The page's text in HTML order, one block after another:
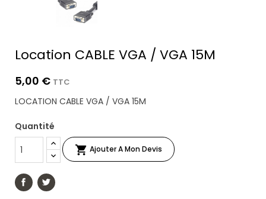
Location CABLE VGA / VGA 15M
5,00 € TTC
LOCATION CABLE VGA / VGA 15M
Quantité
 Ajouter A Mon Devis